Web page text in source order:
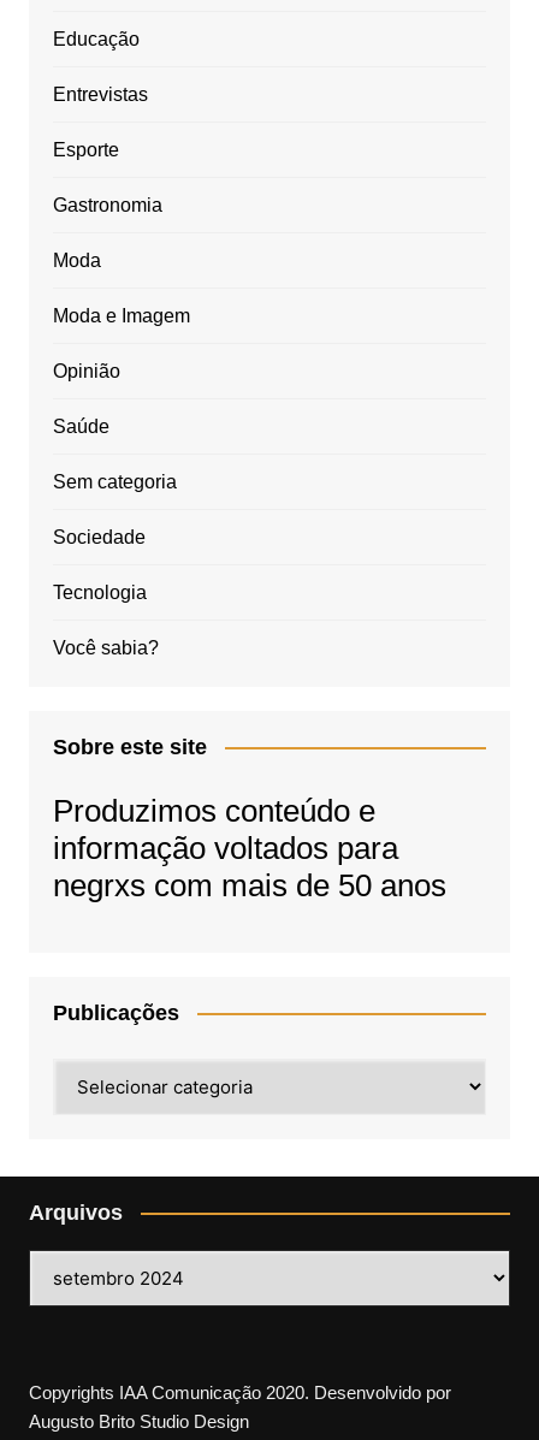
Educação
Entrevistas
Esporte
Gastronomia
Moda
Moda e Imagem
Opinião
Saúde
Sem categoria
Sociedade
Tecnologia
Você sabia?
Sobre este site
Produzimos conteúdo e
informação voltados para
negrxs com mais de 50 anos
Publicações
Arquivos
Copyrights IAA Comunicação 2020. Desenvolvido por
Augusto Brito Studio Design